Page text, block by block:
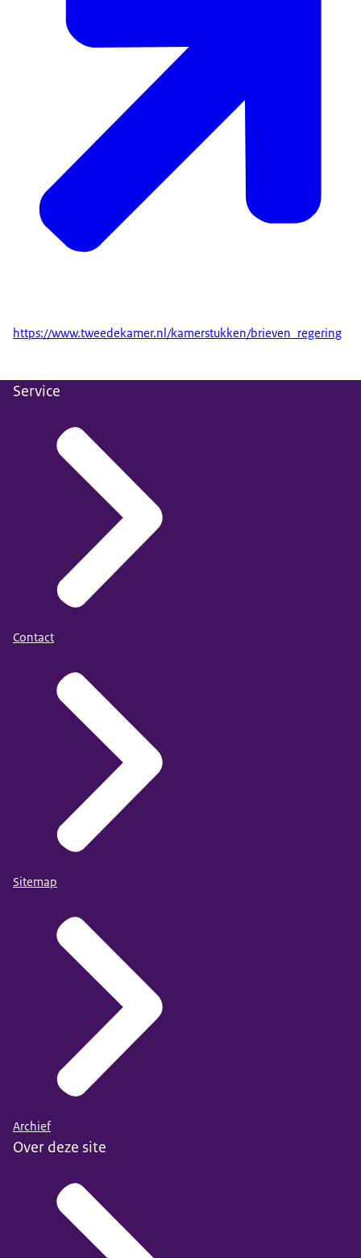
https://www.tweedekamer.nl/kamerstukken/brieven_regering
Service
Contact
Sitemap
Archief
Over deze site